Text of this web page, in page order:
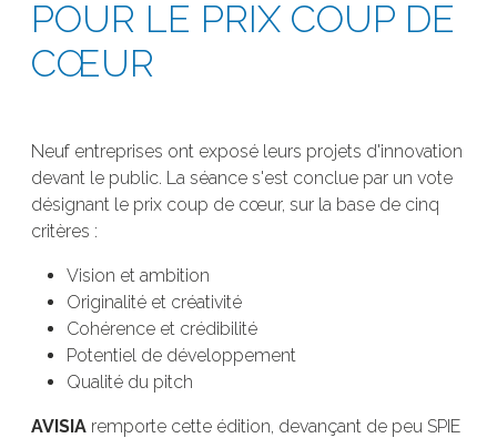
POUR LE PRIX COUP DE
CŒUR
Neuf entreprises ont exposé leurs projets d'innovation
devant le public. La séance s'est conclue par un vote
désignant le prix coup de cœur, sur la base de cinq
critères :
Vision et ambition
Originalité et créativité
Cohérence et crédibilité
Potentiel de développement
Qualité du pitch
AVISIA remporte cette édition, devançant de peu SPIE